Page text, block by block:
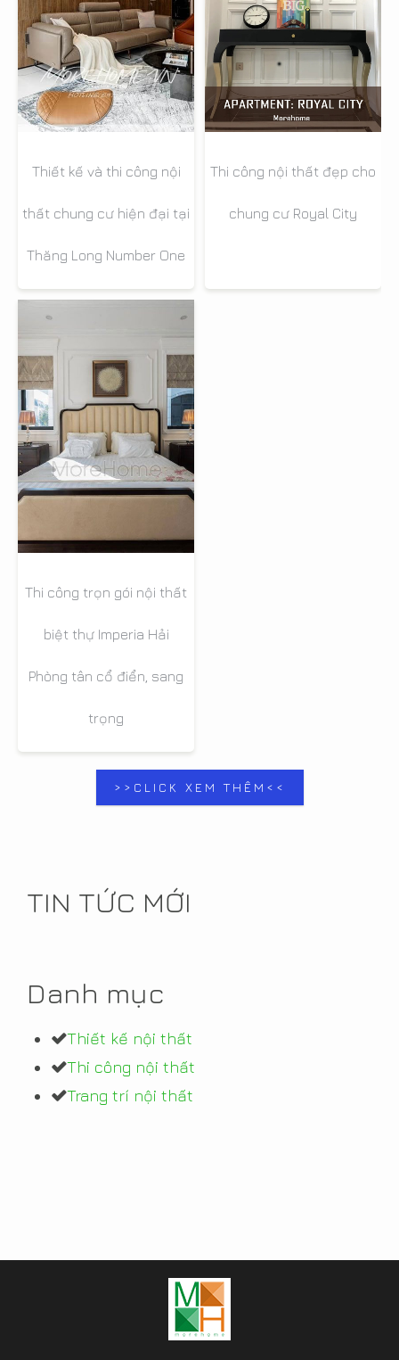
Thiết kế và thi công nội
thất chung cư hiện đại tại
Thăng Long Number One
Thi công nội thất đẹp cho
chung cư Royal City
Thi công trọn gói nội thất
biệt thự Imperia Hải
Phòng tân cổ điển, sang
trọng
>>CLICK XEM THÊM<<
TIN TỨC MỚI
Danh mục
Thiết kế nội thất
Thi công nội thất
Trang trí nội thất